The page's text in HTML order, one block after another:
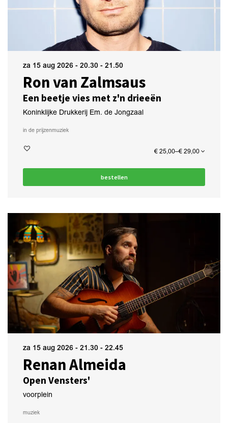
Ron van Zalmsaus
Een beetje vies met z'n drieeën
za 15 aug 2026 - 20.30 - 21.50
Koninklijke Drukkerij Em. de Jongzaal
in de prijzenmuziek
€ 25,00–€ 29,00
bestellen
Renan Almeida
Open Vensters'
za 15 aug 2026 - 21.30 - 22.45
voorplein
muziek